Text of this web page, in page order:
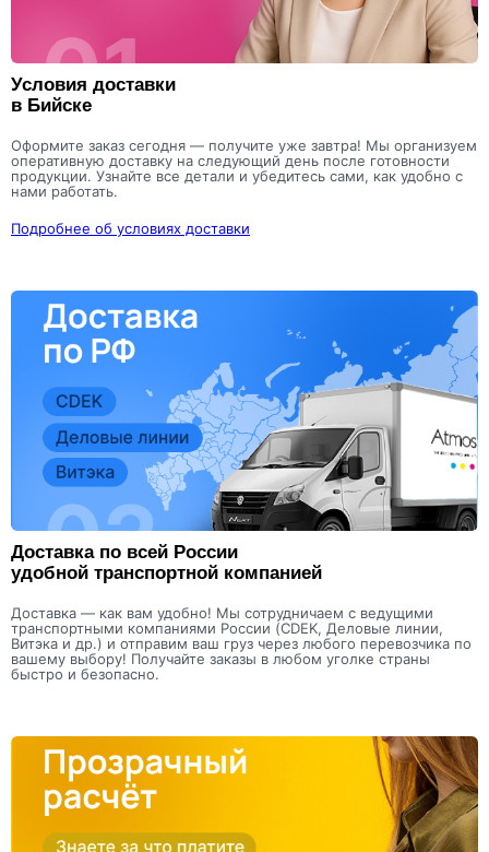
Условия доставки
в Бийске
Оформите заказ сегодня — получите уже завтра! Мы организуем
оперативную доставку на следующий день после готовности
продукции. Узнайте все детали и убедитесь сами, как удобно с
нами работать.
Подробнее об условиях доставки
Доставка по всей России
удобной транспортной компанией
Доставка — как вам удобно! Мы сотрудничаем с ведущими
транспортными компаниями России (CDEK, Деловые линии,
Витэка и др.) и отправим ваш груз через любого перевозчика по
вашему выбору! Получайте заказы в любом уголке страны
быстро и безопасно.